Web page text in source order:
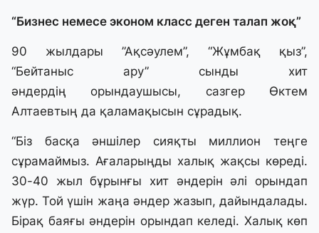
“Бизнес немесе эконом класс деген талап жоқ”
90 жылдары ”Ақсәулем”, “Жұмбақ қыз”,
“Бейтаныс ару” сынды хит
әндердің орындаушысы, сазгер Өктем
Алтаевтың да қаламақысын сұрадық.
“Біз басқа әншілер сияқты миллион теңге
сұрамаймыз. Ағаларыңды халық жақсы көреді.
30-40 жыл бұрынғы хит әндерін әлі орындап
жүр. Той үшін жаңа әндер жазып, дайындалады.
Бірақ баяғы әндерін орындап келеді. Халық көп